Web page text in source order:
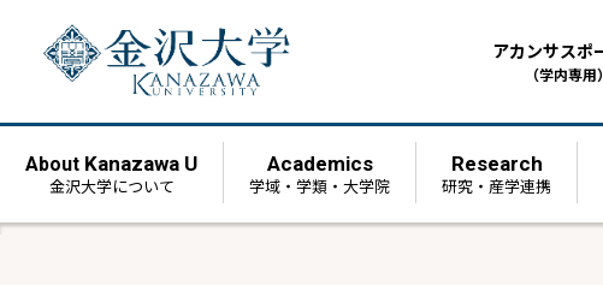
アカンサスポ
（学内専用）
About Kanazawa U
金沢大学について
Academics
学域・学類・大学院
Research
研究・産学連携